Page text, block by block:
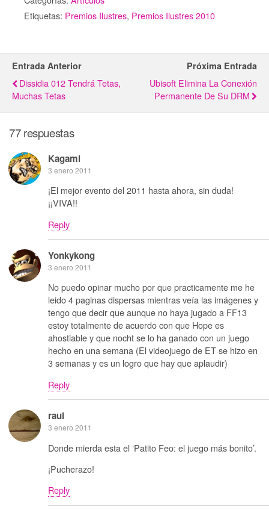
Etiquetas: Premios Ilustres, Premios Ilustres 2010
Entrada Anterior
Dissidia 012 Tendrá Tetas,
Muchas Tetas
Próxima Entrada
Ubisoft Elimina La Conexión
Permanente De Su DRM
77 respuestas
Kagami
3 enero 2011
¡El mejor evento del 2011 hasta ahora, sin duda!
¡¡VIVA!!
Reply
Yonkykong
3 enero 2011
No puedo opinar mucho por que practicamente me he
leido 4 paginas dispersas mientras veía las imágenes y
tengo que decir que aunque no haya jugado a FF13
estoy totalmente de acuerdo con que Hope es
ahostiable y que nocht se lo ha ganado con un juego
hecho en una semana (El videojuego de ET se hizo en
3 semanas y es un logro que hay que aplaudir)
Reply
raul
3 enero 2011
Donde mierda esta el ‘Patito Feo: el juego más bonito’.
¡Pucherazo!
Reply